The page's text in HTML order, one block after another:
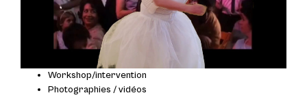
Workshop/intervention
Photographies / vidéos